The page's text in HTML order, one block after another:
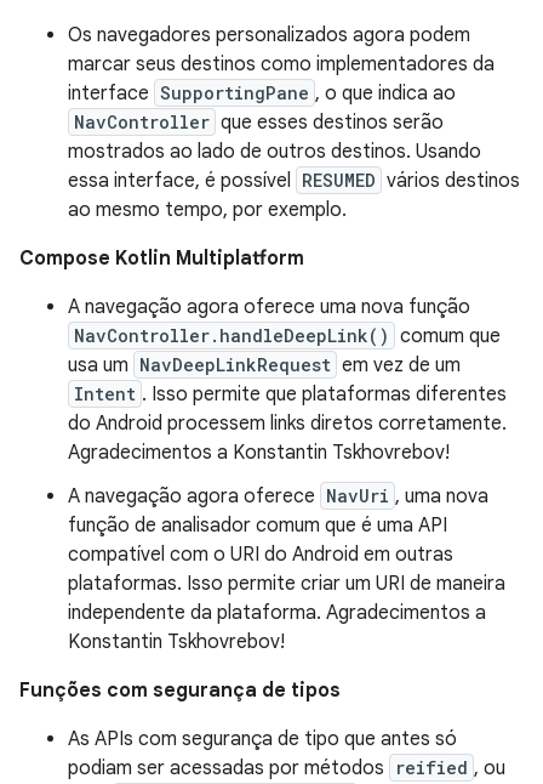
Os navegadores personalizados agora podem
marcar seus destinos como implementadores da
interface SupportingPane , o que indica ao
NavController que esses destinos serão
mostrados ao lado de outros destinos. Usando
essa interface, é possível RESUMED vários destinos
ao mesmo tempo, por exemplo.
Compose Kotlin Multiplatform
A navegação agora oferece uma nova função
NavController.handleDeepLink() comum que
usa um NavDeepLinkRequest em vez de um
Intent . Isso permite que plataformas diferentes
do Android processem links diretos corretamente.
Agradecimentos a Konstantin Tskhovrebov!
A navegação agora oferece NavUri , uma nova
função de analisador comum que é uma API
compatível com o URI do Android em outras
plataformas. Isso permite criar um URI de maneira
independente da plataforma. Agradecimentos a
Konstantin Tskhovrebov!
Funções com segurança de tipos
As APIs com segurança de tipo que antes só
podiam ser acessadas por métodos
reified , ou